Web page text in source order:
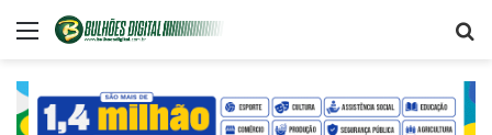
Menu